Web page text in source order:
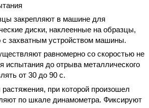
закрепляют в машине для
диски, наклеенные на образцы,
захватным устройством машины.
равномерно со скоростью не
испытания до отрыва металлического
от 30 до 90 с.
при которой произошел
по шкале динамометра. Фиксируют